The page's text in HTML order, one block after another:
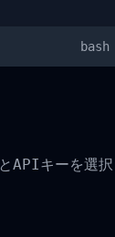
bash
キーを選択